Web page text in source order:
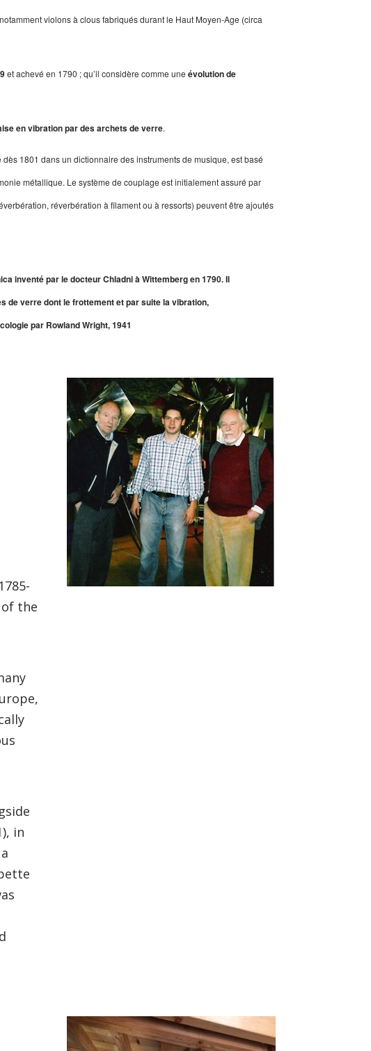
violons à clous fabriqués durant le Haut Moyen-Age (circa
et achevé en 1790 ; qu’il considère comme une évolution de
en vibration par des archets de verre.
1801 dans un dictionnaire des instruments de musique, est basé
métallique. Le système de couplage est initialement assuré par
réverbération à filament ou à ressorts) peuvent être ajoutés
inventé par le docteur Chladni à Wittemberg en 1790. Il
de verre dont le frottement et par suite la vibration,
par Rowland Wright, 1941
of the
in